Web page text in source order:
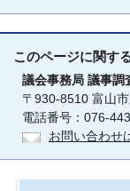
このページに関す
議会事務局 議事調
〒930-8510 富山
電話番号：076-
お問い合わせ